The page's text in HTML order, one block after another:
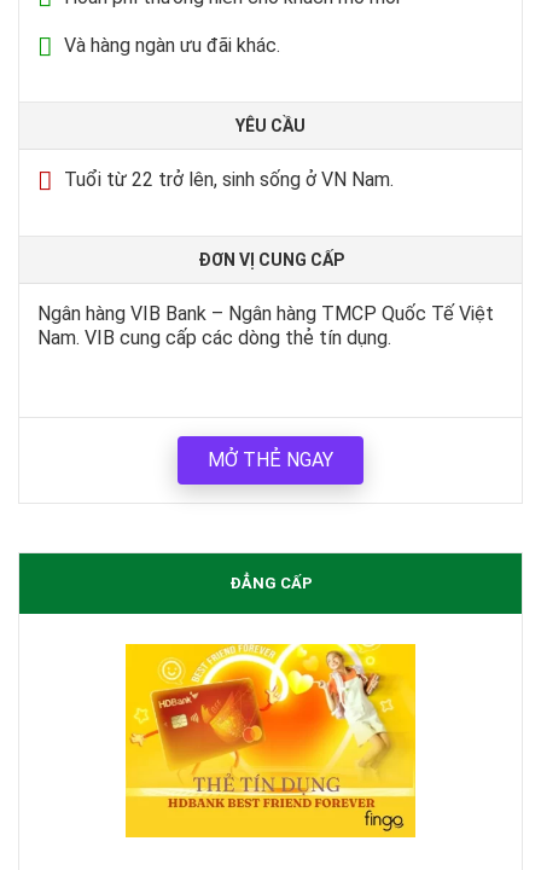
Và hàng ngàn ưu đãi khác.
YÊU CẦU
Tuổi từ 22 trở lên, sinh sống ở VN Nam.
ĐƠN VỊ CUNG CẤP
Ngân hàng VIB Bank – Ngân hàng TMCP Quốc Tế Việt
Nam. VIB cung cấp các dòng thẻ tín dụng.
MỞ THẺ NGAY
ĐẲNG CẤP